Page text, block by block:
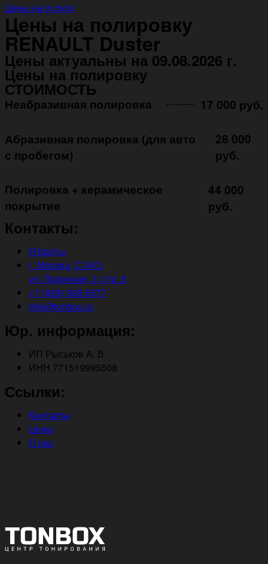
Цены на услуги
Цены на полировку
RENAULT Duster
Цены актуальны на 09.08.2026 г.
Цены на полировку
СТОИМОСТЬ
Неабразивная полировка ㅤㅤㅤㅤ ㅤㅤㅤㅤ ㅤㅤㅤ 17 000 руб.
Абразивная полировка (для авто
с пробегом)
28 000
руб.
Полировка + керамическое
покрытие ㅤㅤㅤㅤㅤ
44 000
руб.
Контакты:
Я.Карты
г. Москва, СЗАО,
ул. Лодочная, 3, стр. 5
+7 (929) 939 5577
info@tonbox.ru
Юр. информация:
ИП Рыськов А. В.
ИНН 771519995508
Ссылки:
Контакты
Цены
О нас